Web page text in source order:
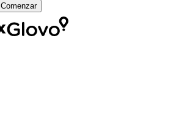
Comenzar